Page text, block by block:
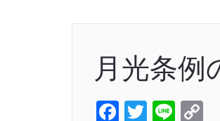
月光条例
Facebook
Twitter
Line